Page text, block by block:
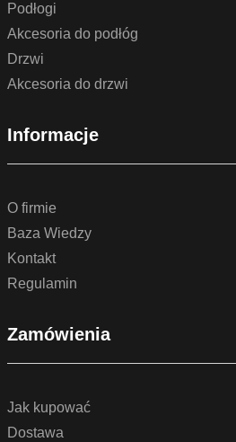
Podłogi
Akcesoria do podłóg
Drzwi
Akcesoria do drzwi
Informacje
O firmie
Baza Wiedzy
Kontakt
Regulamin
Zamówienia
Jak kupować
Dostawa